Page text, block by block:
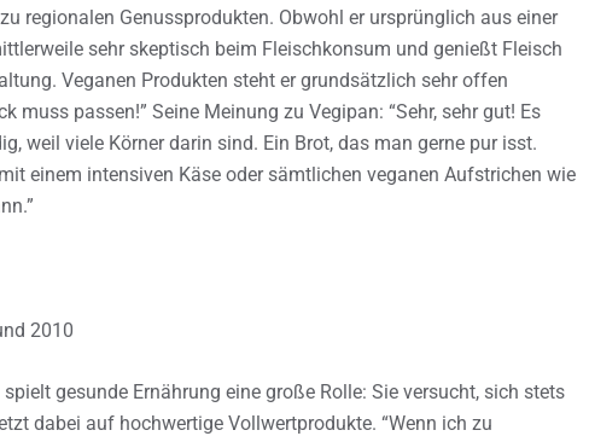
regionalen Genussprodukten. Obwohl er ursprünglich aus einer
sehr skeptisch beim Fleischkonsum und genießt Fleisch
Veganen Produkten steht er grundsätzlich sehr offen
muss passen!” Seine Meinung zu Vegipan: “Sehr, sehr gut! Es
weil viele Körner darin sind. Ein Brot, das man gerne pur isst.
einem intensiven Käse oder sämtlichen veganen Aufstrichen wie
2010
gesunde Ernährung eine große Rolle: Sie versucht, sich stets
dabei auf hochwertige Vollwertprodukte. “Wenn ich zu